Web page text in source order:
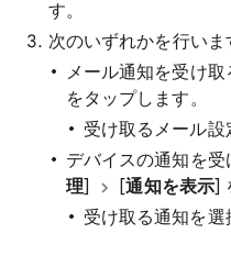
す。
次のいずれかを行いま
メール通知を受け
をタップします。
受け取るメール設
デバイスの通知を
理] [通知を表示]
受け取る通知を選